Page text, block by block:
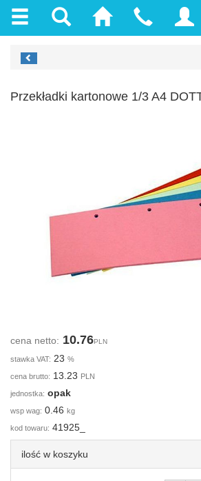
Przekładki kartonowe 1/3 A4
cena netto: 10.76PLN
stawka VAT: 23 %
cena brutto: 13.23 PLN
jednostka: opak
wsp wag: 0.46 kg
kod towaru: 41925_
ilość w koszyku